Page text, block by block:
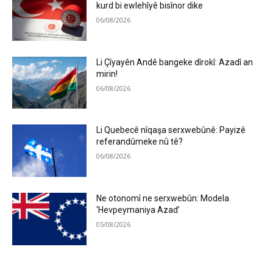
kurd bi ewlehîyê bisînor dike
06/08/2026
Li Çîyayên Andê bangeke dîrokî: Azadî an
mirin!
06/08/2026
Li Quebecê nîqaşa serxwebûnê: Payizê
referandûmeke nû tê?
06/08/2026
Ne otonomî ne serxwebûn: Modela
‘Hevpeymaniya Azad’
05/08/2026